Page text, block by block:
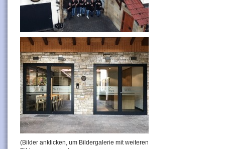
(Bilder anklicken, um Bildergalerie mit weiteren